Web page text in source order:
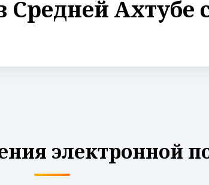
Ахтубе
электронной